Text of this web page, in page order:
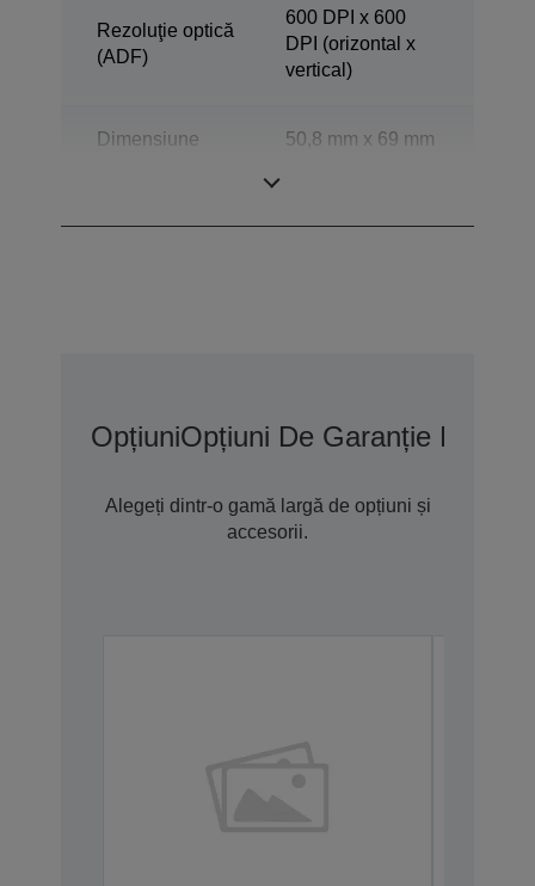
Rezoluţie optică
(ADF)
600 DPI x 600
DPI (orizontal x
vertical)
Dimensiune
50,8 mm x 69 mm
OpțiuniOpțiuni De Garanție
Alegeți dintr-o gamă largă de opțiuni și
accesorii.